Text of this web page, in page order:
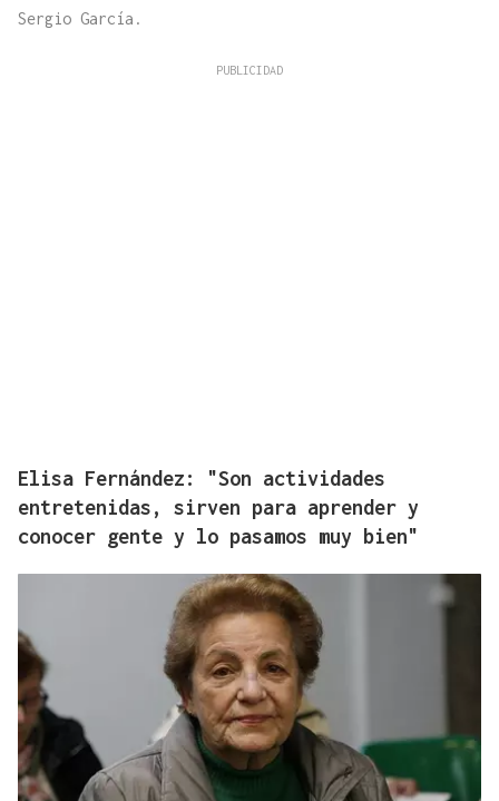
Sergio García.
Elisa Fernández: "Son actividades
entretenidas, sirven para aprender y
conocer gente y lo pasamos muy bien"